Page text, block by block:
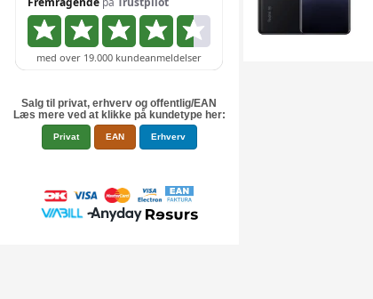
Salg til privat, erhverv og offentlig/EAN
Læs mere ved at klikke på kundetype her:
Privat EAN Erhverv